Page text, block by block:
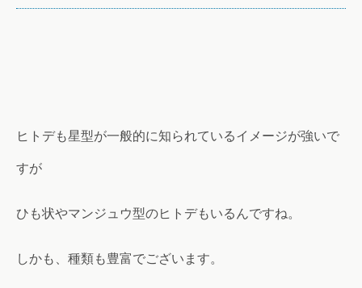
ヒトデも星型が一般的に知られているイメージが強いで
すが
ひも状やマンジュウ型のヒトデもいるんですね。
しかも、種類も豊富でございます。